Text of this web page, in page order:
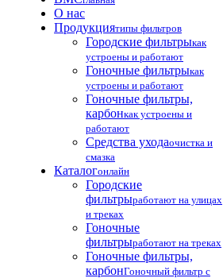
О нас
Продукциятипы фильтров
Городские фильтрыкак
устроены и работают
Гоночные фильтрыкак
устроены и работают
Гоночные фильтры,
карбонкак устроены и
работают
Средства уходаочистка и
смазка
Каталогонлайн
Городские
фильтрыработают на улицах
и треках
Гоночные
фильтрыработают на треках
Гоночные фильтры,
карбонГоночный фильтр с